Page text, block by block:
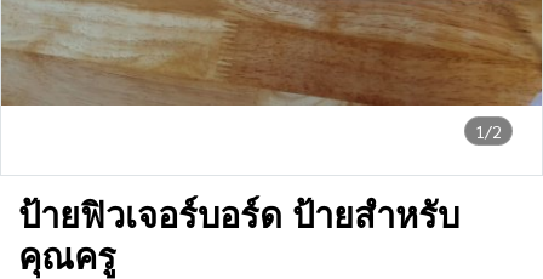
1/2
ป้ายฟิวเจอร์บอร์ด ป้ายสำหรับ
คุณครู